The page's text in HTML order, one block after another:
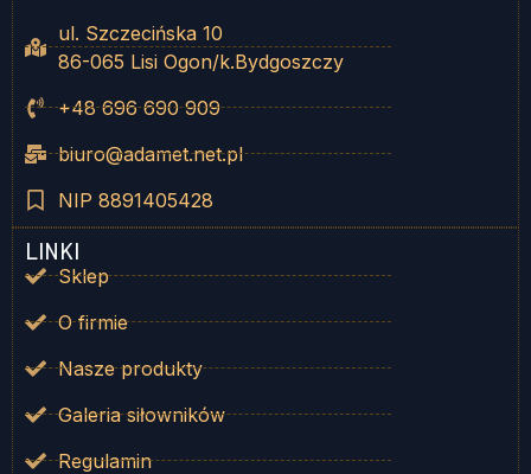
ul. Szczecińska 10
86-065 Lisi Ogon/k.Bydgoszczy
+48 696 690 909
biuro@adamet.net.pl
NIP 8891405428
LINKI
Sklep
O firmie
Nasze produkty
Galeria siłowników
Regulamin